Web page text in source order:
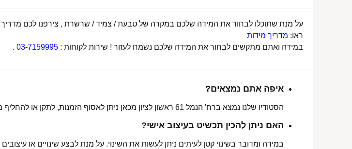
על מנת שתוכלו לבחור את המידה שלכם במקרה של טבעת / צמיד / שרשרת , צירפנו לכם מדריך
ראו: מדריך מידות
במידה ואתם מתקשים לבחור את המידה שלכם נשמח לעזור ! שירות לקוחות : 03-7159995
.
איפה אתם נמצאים?
הסטודיו שלנו נמצא ברח' הנמל 61 ראשון לציון מכאן ניתן לאסוף הזמנות, לתקן או להחליף מידה.
האם ניתן להכין תכשיט בעיצוב אישי?
במידה ומדובר בשינוי קטן לעיתים ניתן לעשות את השינוי. על מנת לבצע שינויים או